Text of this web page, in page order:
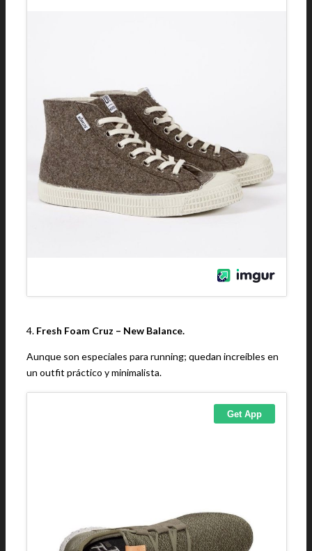
4. Fresh Foam Cruz – New Balance.
Aunque son especiales para running; quedan increíbles en
un outfit práctico y minimalista.